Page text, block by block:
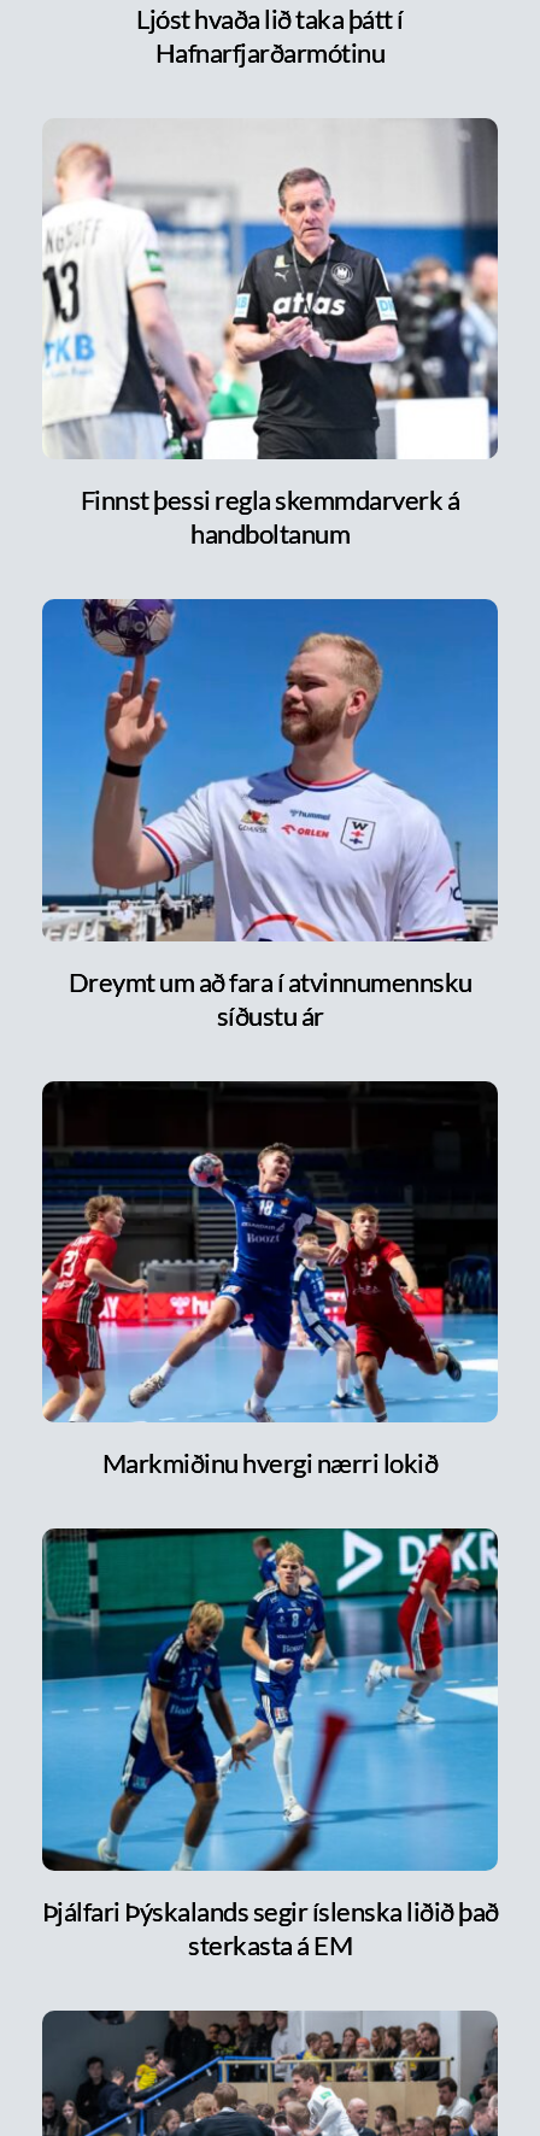
Ljóst hvaða lið taka þátt í
Hafnarfjarðarmótinu
Finnst þessi regla skemmdarverk á
handboltanum
Dreymt um að fara í atvinnumennsku
síðustu ár
Markmiðinu hvergi nærri lokið
Þjálfari Þýskalands segir íslenska liðið það
sterkasta á EM